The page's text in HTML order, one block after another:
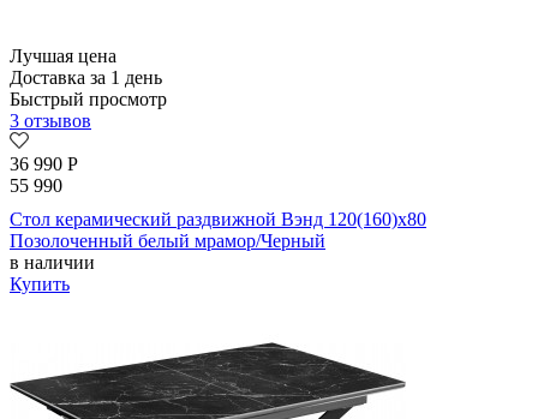
Лучшая цена
Доставка за 1 день
Быстрый просмотр
3 отзывов
36 990 Р
55 990
Стол керамический раздвижной Вэнд 120(160)х80
Позолоченный белый мрамор/Черный
в наличии
Купить